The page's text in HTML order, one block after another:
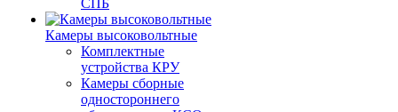
СПБ
Камеры высоковольтные
Комплектные
устройства КРУ
Камеры сборные
одностороннего